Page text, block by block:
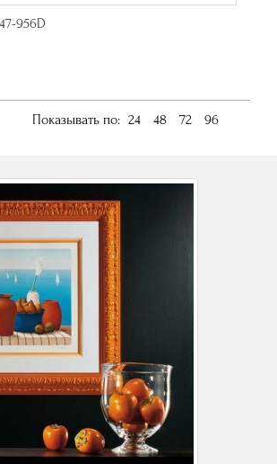
956D
Показывать по: 24 48 72 96